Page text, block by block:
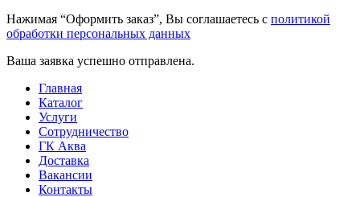
Нажимая “Оформить заказ”, Вы соглашаетесь с политикой
обработки персональных данных
Ваша заявка успешно отправлена.
Главная
Каталог
Услуги
Сотрудничество
ГК Аква
Доставка
Вакансии
Контакты